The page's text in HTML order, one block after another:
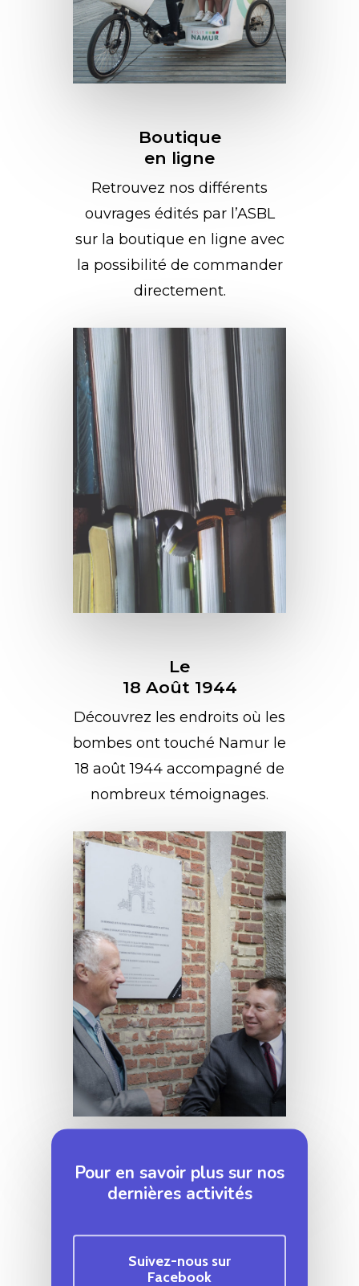
Boutique
en ligne
Retrouvez nos différents
ouvrages édités par l’ASBL
sur la boutique en ligne avec
la possibilité de commander
directement.
Le
18 Août 1944
Découvrez les endroits où les
bombes ont touché Namur le
18 août 1944 accompagné de
nombreux témoignages.
Pour en savoir plus sur nos
dernières activités
Suivez-nous sur
Facebook